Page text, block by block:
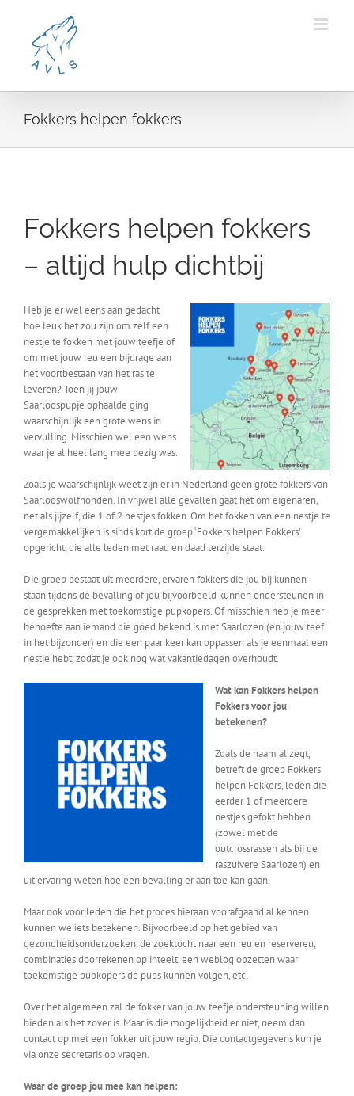
Fokkers helpen fokkers
Fokkers helpen fokkers
– altijd hulp dichtbij
Heb je er wel eens aan gedacht
hoe leuk het zou zijn om zelf een
nestje te fokken met jouw teefje of
om met jouw reu een bijdrage aan
het voortbestaan van het ras te
leveren? Toen jij jouw
Saarloospupje ophaalde ging
waarschijnlijk een grote wens in
vervulling. Misschien wel een wens
waar je al heel lang mee bezig was.
Zoals je waarschijnlijk weet zijn er in Nederland geen grote fokkers van
Saarlooswolfhonden. In vrijwel alle gevallen gaat het om eigenaren,
net als jijzelf, die 1 of 2 nestjes fokken. Om het fokken van een nestje te
vergemakkelijken is sinds kort de groep ‘Fokkers helpen Fokkers’
opgericht, die alle leden met raad en daad terzijde staat.
Die groep bestaat uit meerdere, ervaren fokkers die jou bij kunnen
staan tijdens de bevalling of jou bijvoorbeeld kunnen ondersteunen in
de gesprekken met toekomstige pupkopers. Of misschien heb je meer
behoefte aan iemand die goed bekend is met Saarlozen (en jouw teef
in het bijzonder) en die een paar keer kan oppassen als je eenmaal een
nestje hebt, zodat je ook nog wat vakantiedagen overhoudt.
Wat kan Fokkers helpen
Fokkers voor jou
betekenen?
Zoals de naam al zegt,
betreft de groep Fokkers
helpen Fokkers, leden die
eerder 1 of meerdere
nestjes gefokt hebben
(zowel met de
outcrossrassen als bij de
raszuivere Saarlozen) en
uit ervaring weten hoe een bevalling er aan toe kan gaan.
Maar ook voor leden die het proces hieraan voorafgaand al kennen
kunnen we iets betekenen. Bijvoorbeeld op het gebied van
gezondheidsonderzoeken, de zoektocht naar een reu en reservereu,
combinaties doorrekenen op inteelt, een weblog opzetten waar
toekomstige pupkopers de pups kunnen volgen, etc.
Over het algemeen zal de fokker van jouw teefje ondersteuning willen
bieden als het zover is. Maar is die mogelijkheid er niet, neem dan
contact op met een fokker uit jouw regio. Die contactgegevens kun je
via onze secretaris op vragen.
Waar de groep jou mee kan helpen: